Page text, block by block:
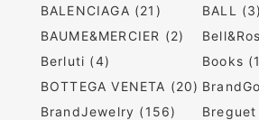
BALENCIAGA (21)
BALL (3)
BAUME&MERCIER (2)
Berluti (4)
Books
BOTTEGA VENETA (20)
BrandJewelry (156)
Breguet